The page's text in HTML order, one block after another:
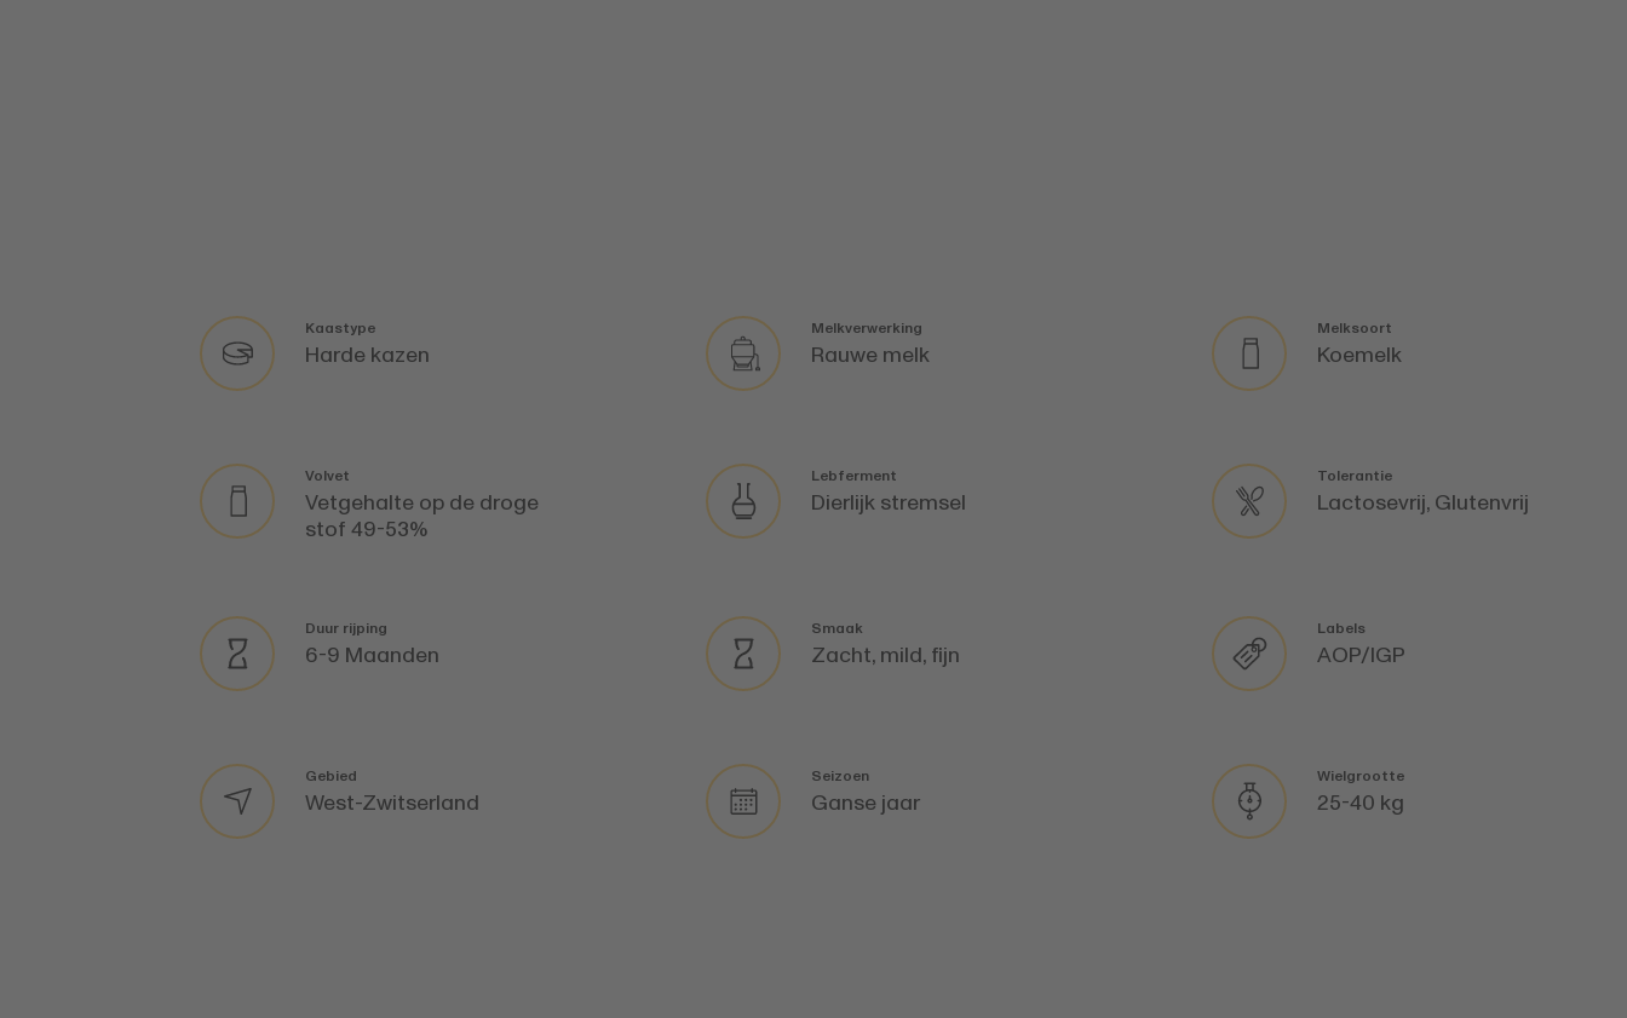
Kaastype
Harde kazen
Melkverwerking
Rauwe melk
Melksoort
Koemelk
Volvet
Vetgehalte op de droge
stof 49-53%
Lebferment
Dierlijk stremsel
Tolerantie
Lactosevrij, Glutenvrij
Duur rijping
6-9 Maanden
Smaak
Zacht, mild, fijn
Labels
AOP/IGP
Gebied
West-Zwitserland
Seizoen
Ganse jaar
Wielgrootte
25-40 kg